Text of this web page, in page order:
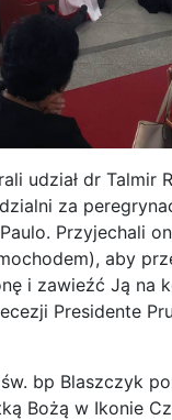
udział dr Talmir
za
Przyjechali
aby
i zawieźć Ją na
Presidente
bp Blaszczyk
Bożą w Ikonie